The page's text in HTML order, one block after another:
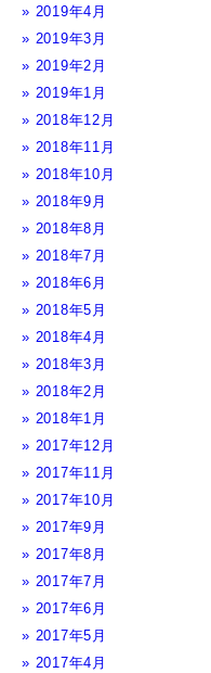
2019年4月
2019年3月
2019年2月
2019年1月
2018年12月
2018年11月
2018年10月
2018年9月
2018年8月
2018年7月
2018年6月
2018年5月
2018年4月
2018年3月
2018年2月
2018年1月
2017年12月
2017年11月
2017年10月
2017年9月
2017年8月
2017年7月
2017年6月
2017年5月
2017年4月